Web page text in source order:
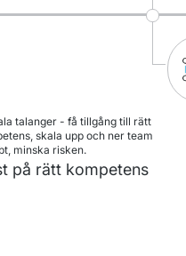
på rätt kompetens
talanger - få tillgång till rätt
skala upp och ner team
minska risken.